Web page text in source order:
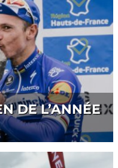
DE L’ANNÉE